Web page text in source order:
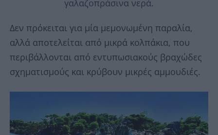
Δεν πρόκειται για μία μεμονωμένη παραλία,
αλλά αποτελείται από μικρά κολπάκια, που
περιβάλλονται από εντυπωσιακούς βραχώδες
σχηματισμούς και κρύβουν μικρές αμμουδιές.